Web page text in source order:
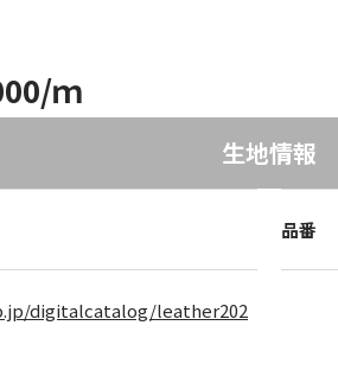
ｍ
生地情報
品番
digitalcatalog/leather202